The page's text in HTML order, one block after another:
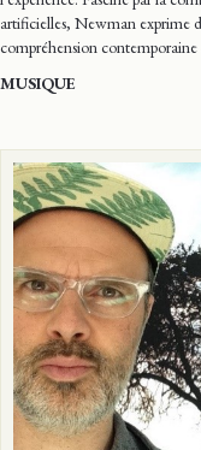
artificielles, Newman exprime
compréhension contemporaine
MUSIQUE